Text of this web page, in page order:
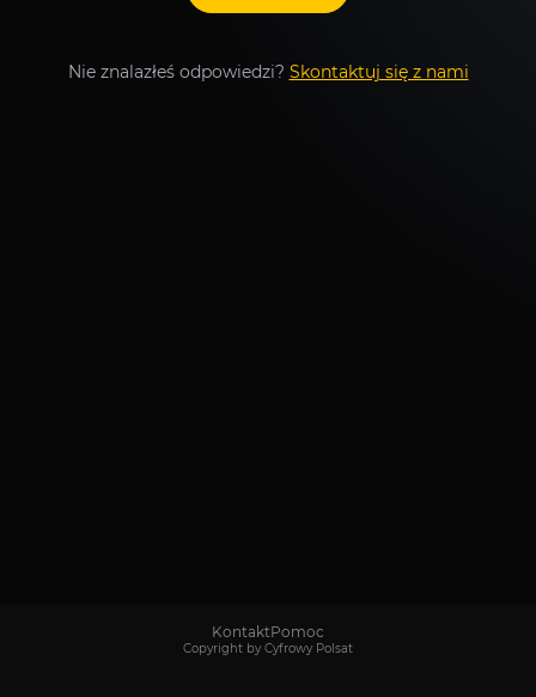
Nie znalazłeś odpowiedzi? Skontaktuj się z nami
KontaktPomoc
Copyright by Cyfrowy Polsat